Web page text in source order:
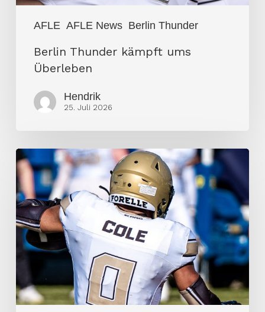
AFLE AFLE News Berlin Thunder
Berlin Thunder kämpft ums
Überleben
Hendrik
25. Juli 2026
The
Jon
Cole
Game:
Thunder
überrollt